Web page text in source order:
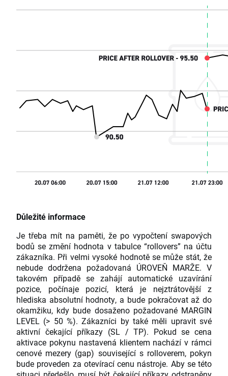
Důležité informace
Je třeba mít na paměti, že po vypočtení swapových
bodů se změní hodnota v tabulce “rollovers” na účtu
zákazníka. Při velmi vysoké hodnotě se může stát, že
nebude dodržena požadovaná ÚROVEŇ MARŽE. V
takovém případě se zahájí automatické uzavírání
pozice, počínaje pozicí, která je nejztrátovější z
hlediska absolutní hodnoty, a bude pokračovat až do
okamžiku, kdy bude dosaženo požadované MARGIN
LEVEL (> 50 %). Zákazníci by také měli upravit své
aktivní čekající příkazy (SL / TP). Pokud se cena
aktivace pokynu nastavená klientem nachází v rámci
cenové mezery (gap) související s rolloverem, pokyn
bude proveden za otevírací cenu nástroje. Aby se této